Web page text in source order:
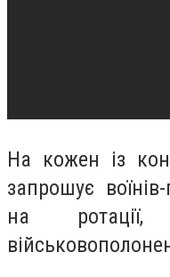
На кожен із
запрошує
на